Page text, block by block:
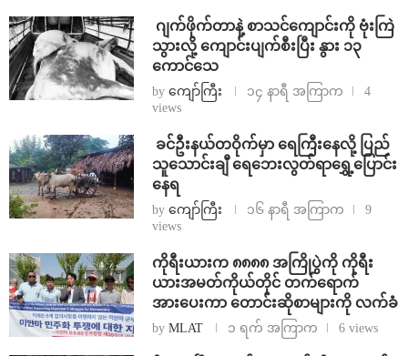
⁨⁩ ⁨ဂျက်ဖိုက်တာနဲ့ စာသင်ကျောင်းကို ဗုံးကြဲ
သွားလို့ ကျောင်းပျက်စီးပြီး နွား ၁၃
ကောင်သေ
by ကျော်ကြီး ၁၄ နာရီ အကြာက
4
views
⁩ ⁨ခင်ဦးနယ်တဝိုက်မှာ ရေကြီးနေလို့ ပြည်
သူသောင်းချီ ရေဘေးလွတ်ရာရွှေ့ပြောင်း
နေရ
by ကျော်ကြီး ၁၆ နာရီ အကြာက
9
views
ကိုရီးယားက ၈၈၈၈ အကြိုပွဲကို ကိုရီး
ယားအမတ်ကိုယ်တိုင် တက်ရောက်
အားပေးကာ တောင်းဆိုစာများကို လက်ခံ
by MLAT ၁ ရက် အကြာက 6 views